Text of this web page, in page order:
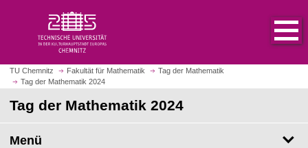
t
s
i
e
TU Chemnitz Fakultät für Mathematik
Tag der Mathematik
Tag der Mathematik 2024
Tag der Mathematik 2024
Menü